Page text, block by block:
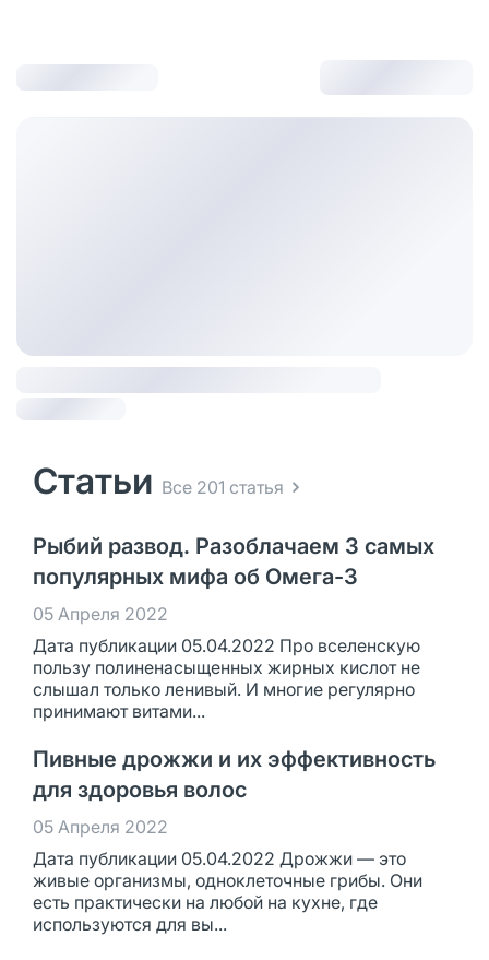
Статьи Все 201 статья
Рыбий развод. Разоблачаем 3 самых
популярных мифа об Омега-3
05 Апреля 2022
Дата публикации 05.04.2022 Про вселенскую
пользу полиненасыщенных жирных кислот не
слышал только ленивый. И многие регулярно
принимают витами...
Пивные дрожжи и их эффективность
для здоровья волос
05 Апреля 2022
Дата публикации 05.04.2022 Дрожжи — это
живые организмы, одноклеточные грибы. Они
есть практически на любой на кухне, где
используются для вы...